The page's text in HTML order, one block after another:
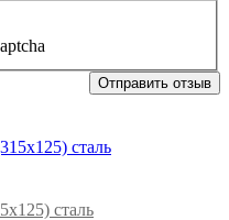
Отправить отзыв
сталь